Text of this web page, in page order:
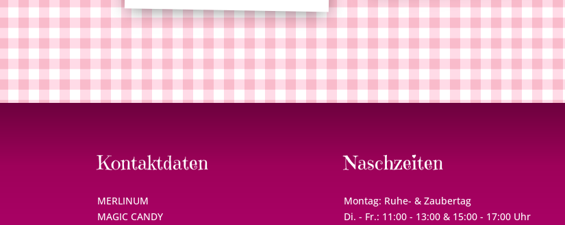
Kontaktdaten
MERLINUM
MAGIC CANDY
Naschzeiten
Montag: Ruhe- & Zaubertag
Di. - Fr.: 11:00 - 13:00 & 15:00 - 17:00 Uhr